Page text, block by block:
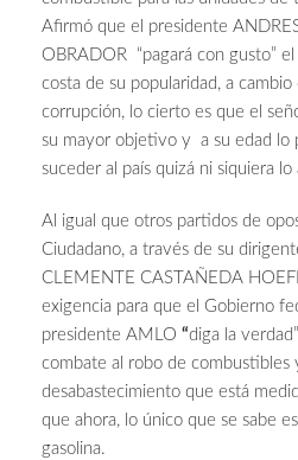
Afirmó que el presidente
OBRADOR “pagará con gusto”
costa de su popularidad, a
corrupción, lo cierto es que el
su mayor objetivo y a su edad lo
suceder al país quizá ni siquiera lo
Al igual que otros partidos de
Ciudadano, a través de su
CLEMENTE CASTAÑEDA
exigencia para que el Gobierno
presidente AMLO “diga la
combate al robo de combustibles
desabastecimiento que está
que ahora, lo único que se sabe
gasolina.